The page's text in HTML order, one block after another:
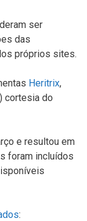
ser
das
próprios sites.
Heritrix,
cortesia do
e resultou em
foram incluídos
: